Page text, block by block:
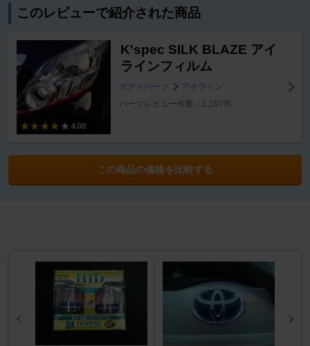
このレビューで紹介された商品
4.00
K'spec SILK BLAZE アイ
ラインフィルム
ボディパーツ
アイライン
パーツレビュー件数：1,107件
この商品の価格を比較する